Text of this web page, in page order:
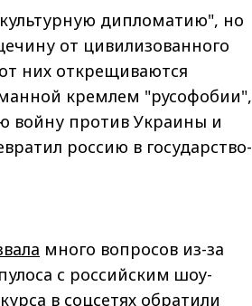
дипломатию", но
от цивилизованного
них открещиваются
кремлем "русофобии",
войну против Украины и
россию в государство-
много вопросов из-за
с российским шоу-
в соцсетях обратили